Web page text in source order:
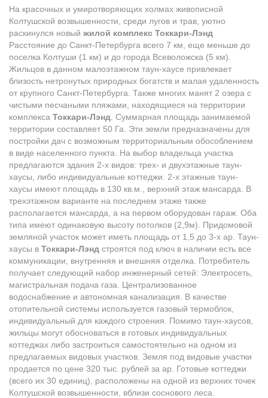
На красочных и умиротворяющих холмах живописной
Колтушской возвышенности, среди лугов и трав, уютно
раскинулся новый жилой комплекс Токкари-Лэнд
Расстояние до Санкт-Петербурга всего 7 км, еще меньше до
поселка Колтуши (1 км) и до города Всеволожска (5 км).
Жильцов в данном малоэтажном таун-хаусе привлекает
близость нетронутых природных богатств и малая удаленность
от крупного Санкт-Петербурга. Также многих манят 2 озера с
чистыми песчаными пляжами, находящиеся на территории
комплекса Токкари-Лэнд . Суммарная площадь занимаемой
территории составляет 50 Га. Эти земли предназначены для
постройки дач с возможным территориальным обособлением
в виде населенного пункта. На выбор владельца участка
предлагаются здания 2-х видов: трех- и двухэтажные таун-
хаусы, либо индивидуальные коттеджи. 2-х этажные таун-
хаусы имеют площадь в 130 кв.м., верхний этаж мансарда. В
трехэтажном варианте на последнем этаже также
располагается мансарда, а на первом оборудован гараж. Оба
типа имеют одинаковую высоту потолков (2,9м). Придомовой
земляной участок может иметь площадь от 1,5 до 3-х ар. Таун-
хаусы в Токкари-Лэнд строятся под ключ в наличии есть все
коммуникации, внутренняя и внешняя отделка. Потребитель
получает следующий набор инженерный сетей: Электросеть,
магистральная подача газа. Централизованное
водоснабжение и автономная канализация. В качестве
отопительной системы используется газовый термоблок,
индивидуальный для каждого строения. Помимо таун-хаусов,
жильцы могут обосноваться в готовых индивидуальных
коттеджах либо застроиться самостоятельно на одном из
предлагаемых видовых участков. Земля под видовые участки
продается по цене 320 тыс. рублей за ар. Готовые коттеджи
(всего их 30 единиц), расположены на одной из верхних точек
Колтушской возвышенности, вблизи соснового леса.